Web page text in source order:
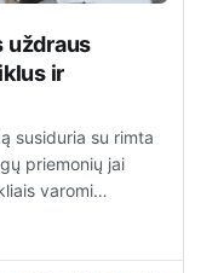
uždraus
ir
susiduria su rimta
priemonių jai
varomi…